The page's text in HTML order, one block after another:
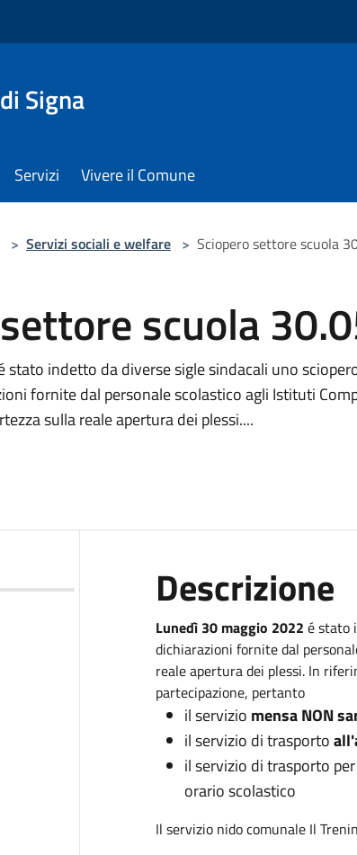
Signa
Servizi Vivere il Comune
> Servizi sociali e welfare > Sciopero settore scuola
scuola
stato indetto da diverse sigle sindacali uno
fornite dal personale scolastico agli Istituti
sulla reale apertura dei plessi....
Descrizione
Lunedì 30 maggio 2022 é stato
dichiarazioni fornite dal
reale apertura dei plessi. In
partecipazione, pertanto
il servizio mensa NON
il servizio di trasporto
il servizio di trasporto
orario scolastico
Il servizio nido comunale Il